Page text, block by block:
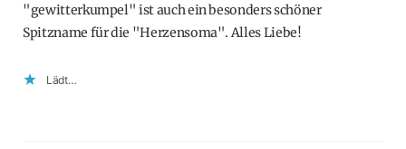
"gewitterkumpel" ist auch ein besonders schöner
Spitzname für die "Herzensoma". Alles Liebe!
Lädt…